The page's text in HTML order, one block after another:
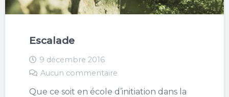
Escalade
9 décembre 2016
Aucun commentaire
Que ce soit en école d’initiation dans la